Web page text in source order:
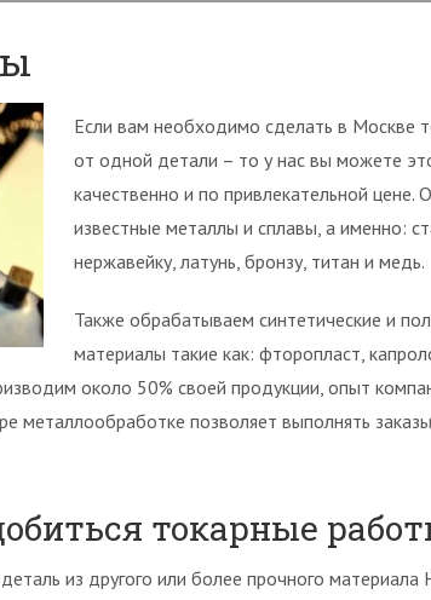
Если вам необходимо сделать в Москве
от одной детали – то у нас вы можете
качественно и по привлекательной цене.
известные металлы и сплавы, а именно:
нержавейку, латунь, бронзу, титан и медь.
Также обрабатываем синтетические и
материалы такие как: фторопласт,
около 50% своей продукции, опыт
металлообработке позволяет выполнять
токарные
из другого или более прочного материала